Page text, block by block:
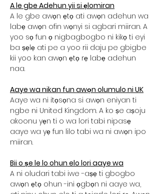
A le gbe Adehun yii si ẹlomiran
A le gbe awọn ẹtọ ati awọn adehun wa
labẹ awọn ofin wọnyi si agbari miiran. A
yoo sọ fun ọ nigbagbogbo ni kikọ ti eyi
ba ṣẹlẹ ati pe a yoo rii daju pe gbigbe
kii yoo kan awọn ẹtọ rẹ labẹ adehun
naa.
Aaye wa nikan fun awọn olumulo ni UK
Aaye wa ni itọsọna si awọn eniyan ti
ngbe ni United Kingdom. A ko ṣe aṣoju
akoonu yẹn ti o wa lori tabi nipasẹ
aaye wa yẹ fun lilo tabi wa ni awọn ipo
miiran.
Bii o ṣe le lo ohun elo lori aaye wa
A ni oludari tabi iwe -aṣẹ ti gbogbo
awọn ẹtọ ohun -ini ọgbọn ni aaye wa,